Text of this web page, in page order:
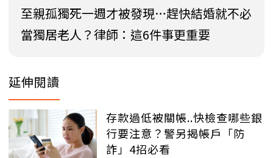
至親孤獨死一週才被發現…趕快結婚就不必
當獨居老人？律師：這6件事更重要
延伸閱讀
存款過低被關帳..快檢查哪些銀
行要注意？警另揭帳戶「防
詐」4招必看